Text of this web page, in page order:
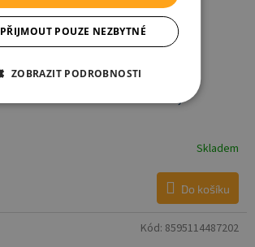
Skladem
Do košíku
Kód: 8595114487202
PŘIJMOUT POUZE NEZBYTNÉ
ZOBRAZIT PODROBNOSTI